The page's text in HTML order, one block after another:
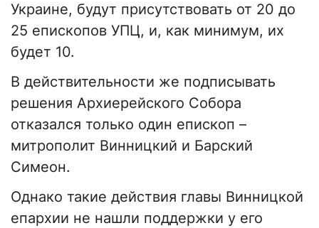
Украине, будут присутствовать от 20 до
25 епископов УПЦ, и, как минимум, их
будет 10.
В действительности же подписывать
решения Архиерейского Собора
отказался только один епископ –
митрополит Винницкий и Барский
Симеон.
Однако такие действия главы Винницкой
епархии не нашли поддержки у его